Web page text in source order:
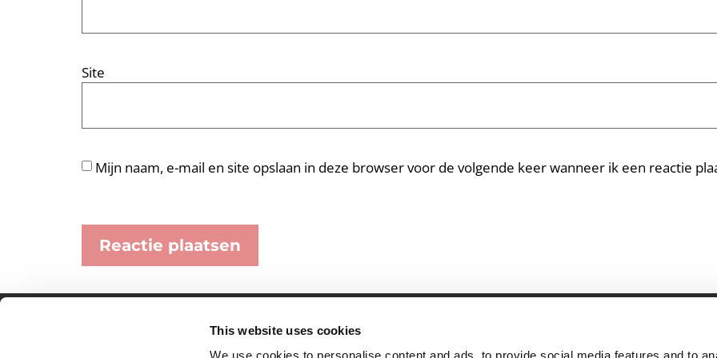
This website uses cookies
Site
Mijn naam, e-mail en site opslaan in deze browser voor de volgende keer wanneer ik een reactie
Partner van mentoren Handige links